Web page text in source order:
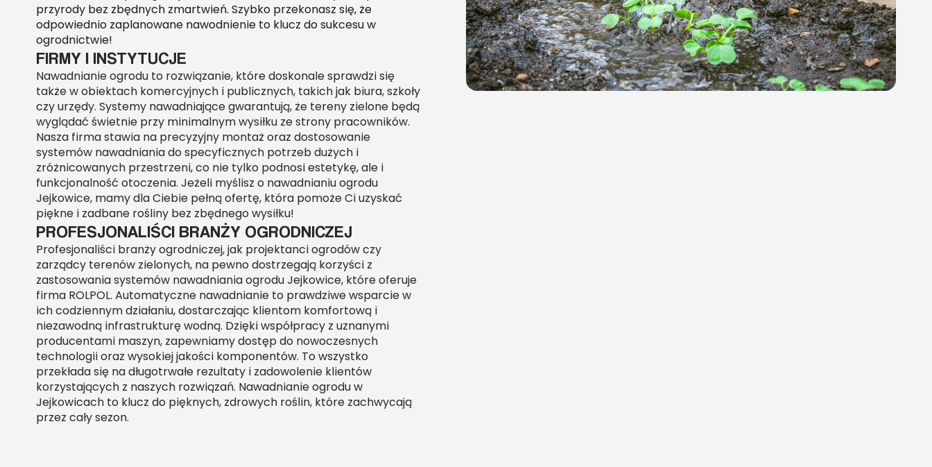
przyrody bez zbędnych zmartwień. Szybko przekonasz się, że
odpowiednio zaplanowane nawodnienie to klucz do sukcesu w
ogrodnictwie!
FIRMY I INSTYTUCJE
Nawadnianie ogrodu to rozwiązanie, które doskonale sprawdzi się
także w obiektach komercyjnych i publicznych, takich jak biura, szkoły
czy urzędy. Systemy nawadniające gwarantują, że tereny zielone będą
wyglądać świetnie przy minimalnym wysiłku ze strony pracowników.
Nasza firma stawia na precyzyjny montaż oraz dostosowanie
systemów nawadniania do specyficznych potrzeb dużych i
zróżnicowanych przestrzeni, co nie tylko podnosi estetykę, ale i
funkcjonalność otoczenia. Jeżeli myślisz o nawadnianiu ogrodu
Jejkowice, mamy dla Ciebie pełną ofertę, która pomoże Ci uzyskać
piękne i zadbane rośliny bez zbędnego wysiłku!
PROFESJONALIŚCI BRANŻY OGRODNICZEJ
Profesjonaliści branży ogrodniczej, jak projektanci ogrodów czy
zarządcy terenów zielonych, na pewno dostrzegają korzyści z
zastosowania systemów nawadniania ogrodu Jejkowice, które oferuje
firma ROLPOL. Automatyczne nawadnianie to prawdziwe wsparcie w
ich codziennym działaniu, dostarczając klientom komfortową i
niezawodną infrastrukturę wodną. Dzięki współpracy z uznanymi
producentami maszyn, zapewniamy dostęp do nowoczesnych
technologii oraz wysokiej jakości komponentów. To wszystko
przekłada się na długotrwałe rezultaty i zadowolenie klientów
korzystających z naszych rozwiązań. Nawadnianie ogrodu w
Jejkowicach to klucz do pięknych, zdrowych roślin, które zachwycają
przez cały sezon.